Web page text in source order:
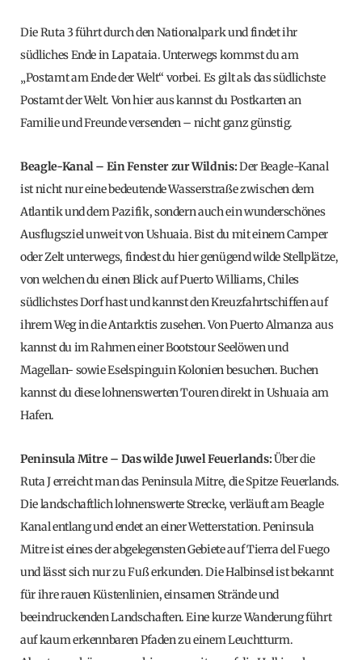
Die Ruta 3 führt durch den Nationalpark und findet ihr
südliches Ende in Lapataia. Unterwegs kommst du am
„Postamt am Ende der Welt“ vorbei. Es gilt als das südlichste
Postamt der Welt. Von hier aus kannst du Postkarten an
Familie und Freunde versenden – nicht ganz günstig.
Beagle-Kanal – Ein Fenster zur Wildnis:Der Beagle-Kanal
ist nicht nur eine bedeutende Wasserstraße zwischen dem
Atlantik und dem Pazifik, sondern auch ein wunderschönes
Ausflugsziel unweit von Ushuaia. Bist du mit einem Camper
oder Zelt unterwegs, findest du hier genügend wilde Stellplätze,
von welchen du einen Blick auf Puerto Williams, Chiles
südlichstes Dorf hast und kannst den Kreuzfahrtschiffen auf
ihrem Weg in die Antarktis zusehen. Von Puerto Almanza aus
kannst du im Rahmen einer Bootstour Seelöwen und
Magellan- sowie Eselspinguin Kolonien besuchen. Buchen
kannst du diese lohnenswerten Touren direkt in Ushuaia am
Hafen.
Peninsula Mitre – Das wilde Juwel Feuerlands:Über die
Ruta J erreicht man das Peninsula Mitre, die Spitze Feuerlands.
Die landschaftlich lohnenswerte Strecke, verläuft am Beagle
Kanal entlang und endet an einer Wetterstation. Peninsula
Mitre ist eines der abgelegensten Gebiete auf Tierra del Fuego
und lässt sich nur zu Fuß erkunden. Die Halbinsel ist bekannt
für ihre rauen Küstenlinien, einsamen Strände und
beeindruckenden Landschaften. Eine kurze Wanderung führt
auf kaum erkennbaren Pfaden zu einem Leuchtturm.